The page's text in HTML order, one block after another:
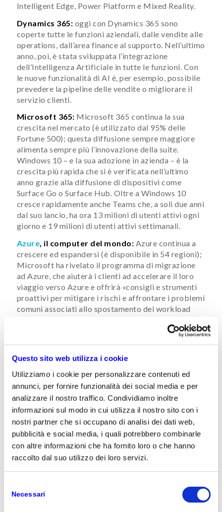
Questo sito web utilizza i cookie
Utilizziamo i cookie per personalizzare contenuti ed
annunci, per fornire funzionalità dei social media e per
analizzare il nostro traffico. Condividiamo inoltre
informazioni sul modo in cui utilizza il nostro sito con i
nostri partner che si occupano di analisi dei dati web,
pubblicità e social media, i quali potrebbero combinarle
con altre informazioni che ha fornito loro o che hanno
raccolto dal suo utilizzo dei loro servizi.
delNecessari
Intelligent Edge, Power Platform e Mixed Reality.
Dynamics 365: oggi con Dynamics 365 sono
coperte tutte le funzioni aziendali, dalle vendite alle
operations, dall’area finance al supporto. Nell’ultimo
anno, poi, è stata sviluppata l’integrazione
dell’Intelligenza Artificiale in tutte le funzioni. Con
le nuove funzionalità di AI è, per esempio, possibile
prevedere la pipeline delle vendite o migliorare il
servizio clienti.
Microsoft 365: Microsoft 365 continua la sua
crescita nel mercato (è utilizzato dal 95% delle
Fortune 500); questa diffusione sempre maggiore
alimenta sempre più l’innovazione della suite.
Windows 10 – e la sua adozione in azienda – è la
crescita più rapida che si è verificata nell’ultimo
anno grazie alla diffusione di dispositivi come
Surface Go o Surface Hub. Oltre a Windows 10
cresce rapidamente anche Teams che, a soli due anni
dal suo lancio, ha ora 13 milioni di utenti attivi ogni
giorno e 19 milioni di utenti attivi settimanali.
Azure, il computer del mondo: Azure continua a
crescere ed espandersi (è disponibile in 54 regioni);
Microsoft ha rivelato il programma di migrazione
ad Azure, che aiuterà i clienti ad accelerare il loro
viaggio verso Azure e offrirà «consigli e strumenti
proattivi per mitigare i rischi e affrontare i problemi
comuni associati allo spostamento dei workload
particolare attenzione in virtù dell’end of support di
della base installata Microsoft.
Intelligent Edge: Microsoft sta portando il cloud
sulla rete distribuita dove serve prendere decisioni
e potenza di calcolo, con coerenza nei modelli
operativi, ovvero sicurezza di gestione e coerenza
nell’ambiente di sviluppo e stack tecnologici.
Power Platform:durante il Key Note dell’evento,
Satya Nadella ha rivelato che Microsoft si aspetta
che nei prossimi 5 anni vengano realizzate 500
milioni di app. L’idea del ceo di Microsoft è quella di
applicazioni all’interno di Microsoft 365 e